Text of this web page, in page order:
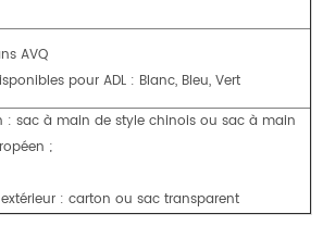
AVQ
pour ADL : Blanc, Bleu, Vert
: sac à main de style chinois ou sac à main
;
: carton ou sac transparent